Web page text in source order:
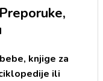
knjige za
ili